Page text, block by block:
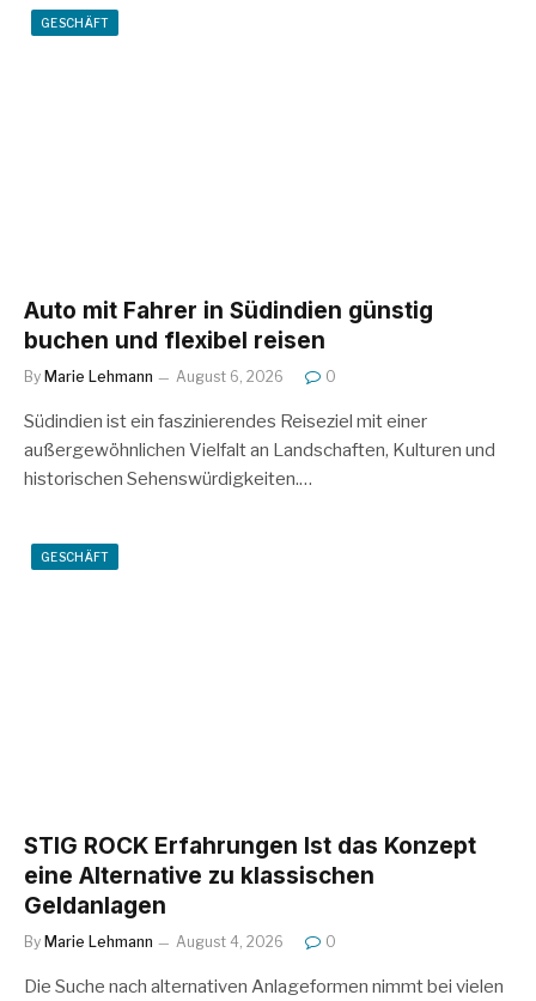
GESCHÄFT
Auto mit Fahrer in Südindien günstig
buchen und flexibel reisen
By Marie Lehmann August 6, 2026 0
Südindien ist ein faszinierendes Reiseziel mit einer
außergewöhnlichen Vielfalt an Landschaften, Kulturen und
historischen Sehenswürdigkeiten.…
GESCHÄFT
STIG ROCK Erfahrungen Ist das Konzept
eine Alternative zu klassischen
Geldanlagen
By Marie Lehmann August 4, 2026 0
Die Suche nach alternativen Anlageformen nimmt bei vielen